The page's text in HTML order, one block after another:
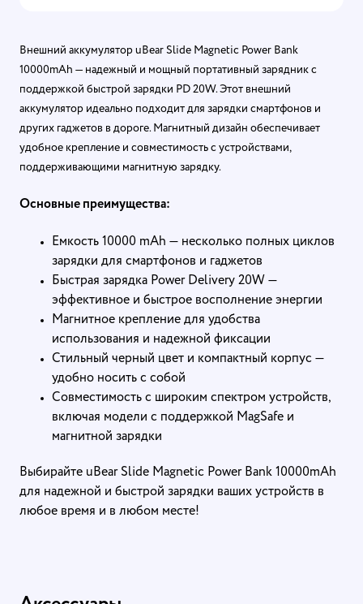
Внешний аккумулятор uBear Slide Magnetic Power Bank
10000mAh — надежный и мощный портативный зарядник с
поддержкой быстрой зарядки PD 20W. Этот внешний
аккумулятор идеально подходит для зарядки смартфонов и
других гаджетов в дороге. Магнитный дизайн обеспечивает
удобное крепление и совместимость с устройствами,
поддерживающими магнитную зарядку.
Основные преимущества:
Емкость 10000 mAh — несколько полных циклов
зарядки для смартфонов и гаджетов
Быстрая зарядка Power Delivery 20W —
эффективное и быстрое восполнение энергии
Магнитное крепление для удобства
использования и надежной фиксации
Стильный черный цвет и компактный корпус —
удобно носить с собой
Совместимость с широким спектром устройств,
включая модели с поддержкой MagSafe и
магнитной зарядки
Выбирайте uBear Slide Magnetic Power Bank 10000mAh
для надежной и быстрой зарядки ваших устройств в
любое время и в любом месте!